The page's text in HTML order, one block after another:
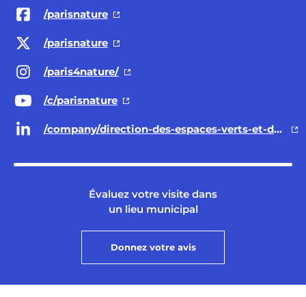
/parisnature
/parisnature
/paris4nature/
/c/parisnature
/company/direction-des-espaces-verts-et-de-l-environnement-ville-de-paris/
Évaluez votre visite dans
un lieu municipal
Donnez votre avis